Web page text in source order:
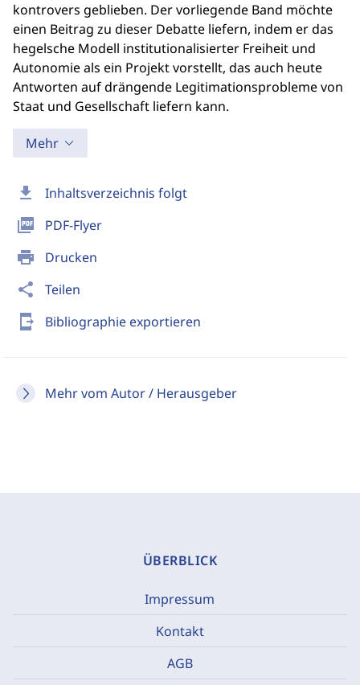
download Inhaltsverzeichnis folgt
picture_as_pdf PDF-Flyer
print Drucken
share Teilen
send_to_mobile Bibliographie exportieren
Mehr vom Autor / Herausgeber
kontrovers geblieben. Der vorliegende Band möchte
einen Beitrag zu dieser Debatte liefern, indem er das
hegelsche Modell institutionalisierter Freiheit und
Autonomie als ein Projekt vorstellt, das auch heute
Antworten auf drängende Legitimationsprobleme von
Staat und Gesellschaft liefern kann.
Mehr
ÜBERBLICK
Impressum
Kontakt
AGB